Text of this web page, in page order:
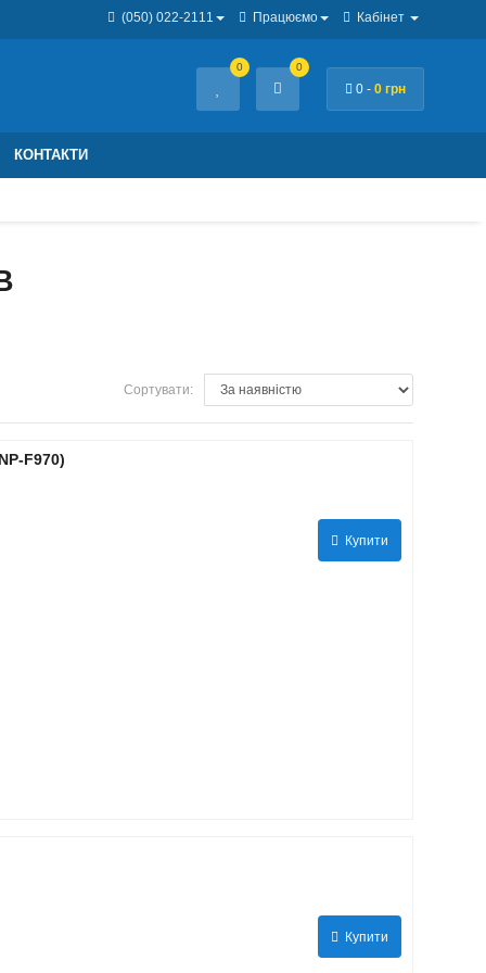
(050) 022-2111 Працюємо Кабінет
0 - 0 грн
0 0
КОНТАКТИ
Сортувати:
F970)
Купити
Купити